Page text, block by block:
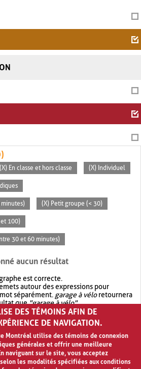
(X) En classe et hors classe (X) Individuel
(X) Petit groupe (< 30)
100)
30 et 60 minutes)
aucun résultat
est correcte.
autour des expressions pour
séparément. garage à véloretournera
que"garage à vélo".
recherche avec OR.garage OR vélo
de résultat quegarage à vélo
DES TÉMOINS AFIN DE
DE NAVIGATION.
Montréal utilise des témoins de connexion
générales et offrir une meilleure
naviguant sur le site, vous acceptez
les modalités spécifiées aux conditions